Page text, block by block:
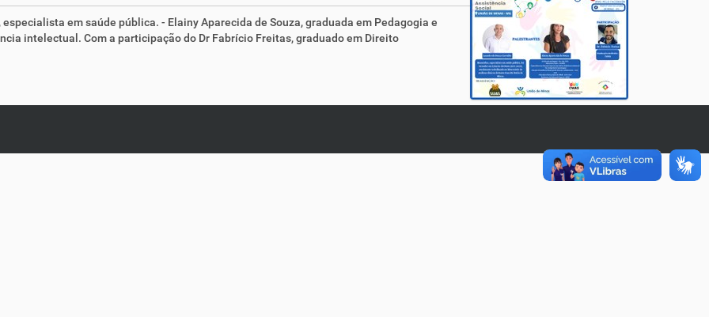
em saúde pública. - Elainy Aparecida de Souza, graduada em Pedagogia e
intelectual. Com a participação do Dr Fabrício Freitas, graduado em Direito